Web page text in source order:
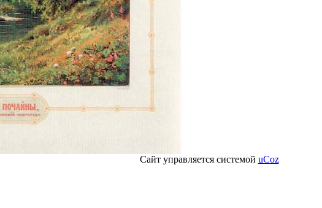
Сайт управляется системой uCoz